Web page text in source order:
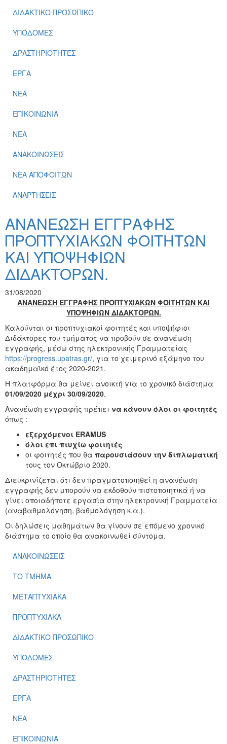
ΔΙΔΑΚΤΙΚΟ ΠΡΟΣΩΠΙΚΟ
ΥΠΟΔΟΜΕΣ
ΔΡΑΣΤΗΡΙΟΤΗΤΕΣ
ΕΡΓΑ
ΝΕΑ
ΕΠΙΚΟΙΝΩΝΙΑ
ΝΕΑ
ΑΝΑΚΟΙΝΩΣΕΙΣ
ΝΕΑ ΑΠΟΦΟΙΤΩΝ
ΑΝΑΡΤΗΣΕΙΣ
ΑΝΑΝΕΩΣΗ ΕΓΓΡΑΦΗΣ
ΠΡΟΠΤΥΧΙΑΚΩΝ ΦΟΙΤΗΤΩΝ
ΚΑΙ ΥΠΟΨΗΦΙΩΝ
ΔΙΔΑΚΤΟΡΩΝ.
31/08/2020
ΑΝΑΝΕΩΣΗ ΕΓΓΡΑΦΗΣ ΠΡΟΠΤΥΧΙΑΚΩΝ ΦΟΙΤΗΤΩΝ ΚΑΙ
ΥΠΟΨΗΦΙΩΝ ΔΙΔΑΚΤΟΡΩΝ.
Καλούνται οι προπτυχιακοί φοιτητές και υποψήφιοι
Διδάκτορες του τμήματος να προβούν σε ανανέωση
εγγραφής, μέσω στης ηλεκτρονικής Γραμματείας
https://progress.upatras.gr/, για το χειμερινό εξάμηνο του
ακαδημαϊκό έτος 2020-2021.
Η πλατφόρμα θα μείνει ανοικτή για το χρονικό διάστημα
01/09/2020 μέχρι 30/09/2020.
Ανανέωση εγγραφής πρέπει να κάνουν όλοι οι φοιτητές
όπως :
εξερχόμενοι ERAMUS
όλοι επι πτυχίω φοιτητές
οι φοιτητές που θα παρουσιάσουν την διπλωματική
τους τον Οκτώβριο 2020.
Διευκρινίζεται ότι δεν πραγματοποιηθεί η ανανέωση
εγγραφής δεν μπορούν να εκδοθούν πιστοποιητικά ή να
γίνει οποιαδήποτε εργασία στην ηλεκτρονική Γραμματεία
(αναβαθμολόγηση, βαθμολόγηση κ.α.).
Οι δηλώσεις μαθημάτων θα γίνουν σε επόμενο χρονικό
διάστημα το οποίο θα ανακοινωθεί σύντομα.
ΑΝΑΚΟΙΝΩΣΕΙΣ
ΤΟ ΤΜΗΜΑ
ΜΕΤΑΠΤΥΧΙΑΚΑ
ΠΡΟΠΤΥΧΙΑΚΑ
ΔΙΔΑΚΤΙΚΟ ΠΡΟΣΩΠΙΚΟ
ΥΠΟΔΟΜΕΣ
ΔΡΑΣΤΗΡΙΟΤΗΤΕΣ
ΕΡΓΑ
ΝΕΑ
ΕΠΙΚΟΙΝΩΝΙΑ